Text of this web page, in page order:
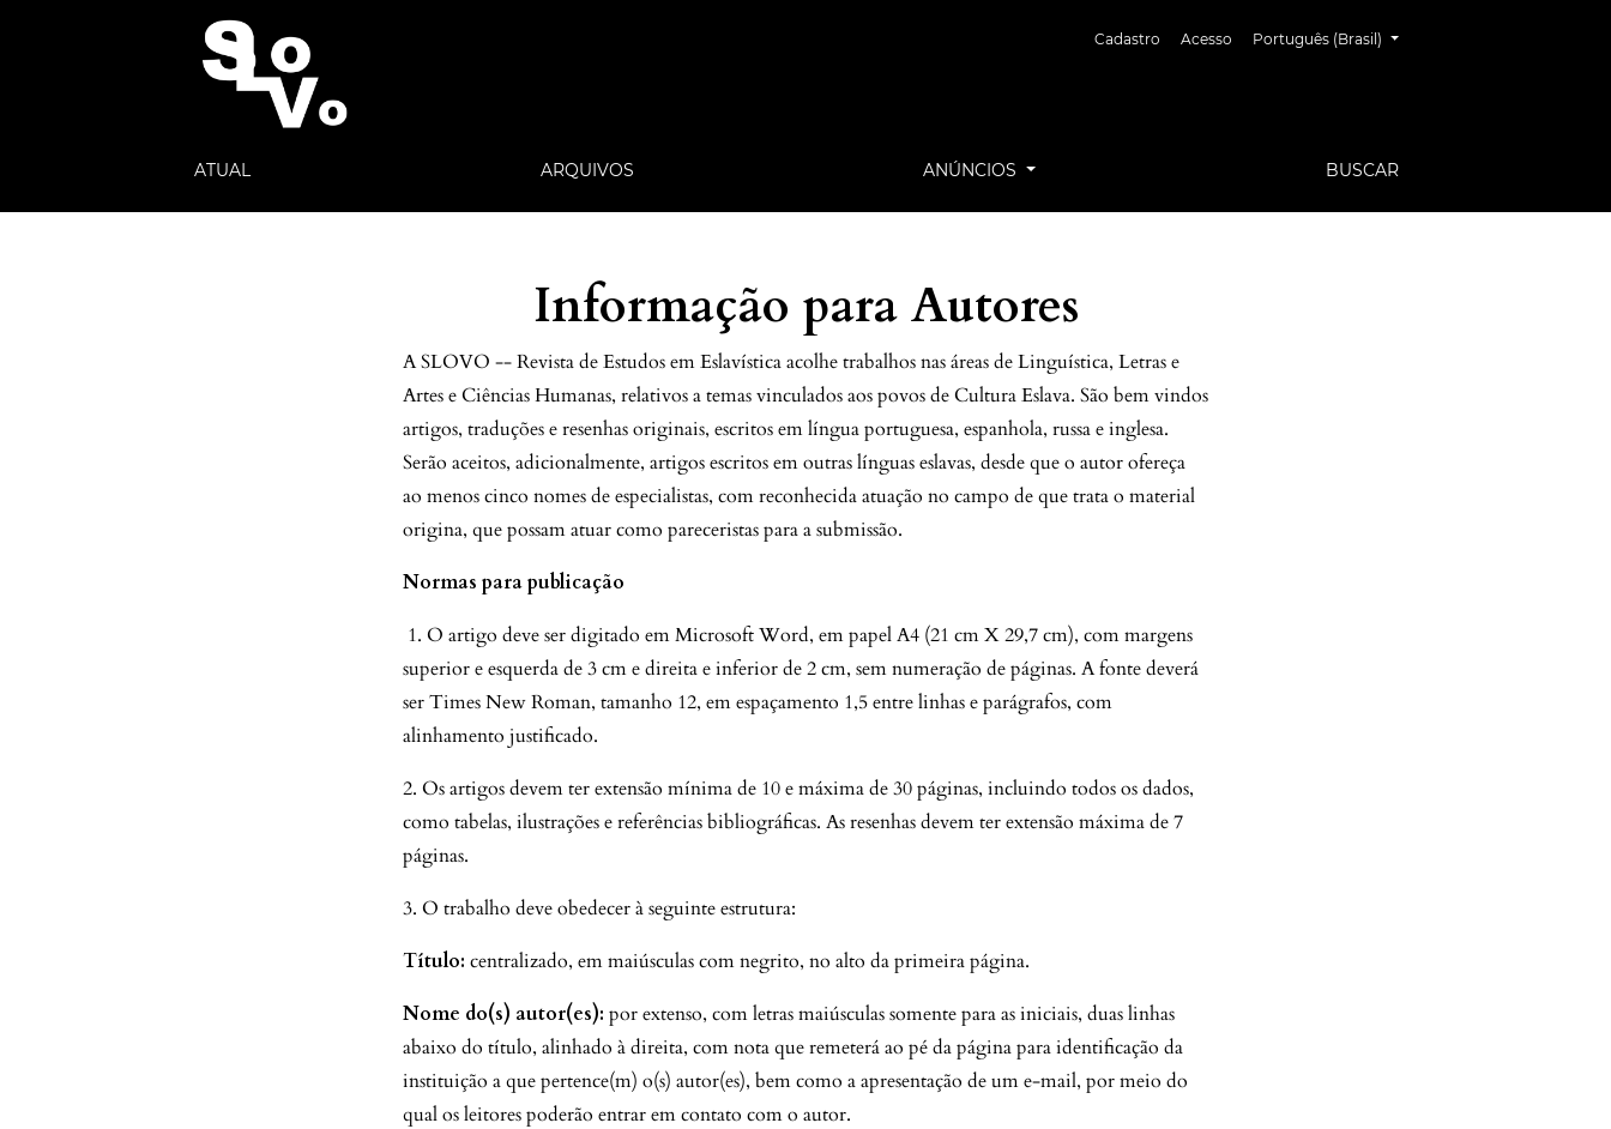
Cadastro Acesso Português (Brasil)
ATUAL ARQUIVOS ANÚNCIOS BUSCAR
Informação para Autores
A SLOVO -- Revista de Estudos em Eslavística acolhe trabalhos nas áreas de Linguística, Letras e
Artes e Ciências Humanas, relativos a temas vinculados aos povos de Cultura Eslava. São bem vindos
artigos, traduções e resenhas originais, escritos em língua portuguesa, espanhola, russa e inglesa.
Serão aceitos, adicionalmente, artigos escritos em outras línguas eslavas, desde que o autor ofereça
ao menos cinco nomes de especialistas, com reconhecida atuação no campo de que trata o material
origina, que possam atuar como pareceristas para a submissão.
Normas para publicação
1. O artigo deve ser digitado em Microsoft Word, em papel A4 (21 cm X 29,7 cm), com margens
superior e esquerda de 3 cm e direita e inferior de 2 cm, sem numeração de páginas. A fonte deverá
ser Times New Roman, tamanho 12, em espaçamento 1,5 entre linhas e parágrafos, com
alinhamento justificado.
2. Os artigos devem ter extensão mínima de 10 e máxima de 30 páginas, incluindo todos os dados,
como tabelas, ilustrações e referências bibliográficas. As resenhas devem ter extensão máxima de 7
páginas.
3. O trabalho deve obedecer à seguinte estrutura:
Título: centralizado, em maiúsculas com negrito, no alto da primeira página.
Nome do(s) autor(es): por extenso, com letras maiúsculas somente para as iniciais, duas linhas
abaixo do título, alinhado à direita, com nota que remeterá ao pé da página para identificação da
instituição a que pertence(m) o(s) autor(es), bem como a apresentação de um e-mail, por meio do
qual os leitores poderão entrar em contato com o autor.